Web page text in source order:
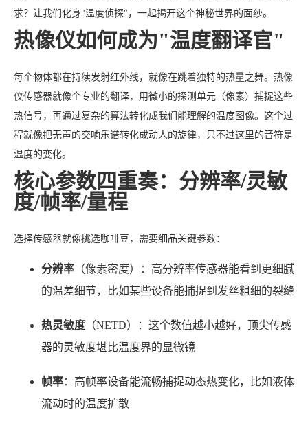
求？让我们化身"温度侦探"，一起揭开这个神秘世界的面纱。
热像仪如何成为"温度翻译官"
每个物体都在持续发射红外线，就像在跳着独特的热量之舞。热像
仪传感器就像个专业的翻译，用微小的探测单元（像素）捕捉这些
热信号，再通过复杂的算法转化成我们能理解的温度图像。这个过
程就像把无声的交响乐谱转化成动人的旋律，只不过这里的音符是
温度的变化。
核心参数四重奏：分辨率/灵敏
度/帧率/量程
选择传感器就像挑选咖啡豆，需要细品关键参数：
分辨率 （像素密度）：高分辨率传感器能看到更细腻
的温差细节，比如某些设备能捕捉到发丝粗细的裂缝
热灵敏度 （NETD）：这个数值越小越好，顶尖传感
器的灵敏度堪比温度界的显微镜
帧率：高帧率设备能流畅捕捉动态热变化，比如液体
流动时的温度扩散